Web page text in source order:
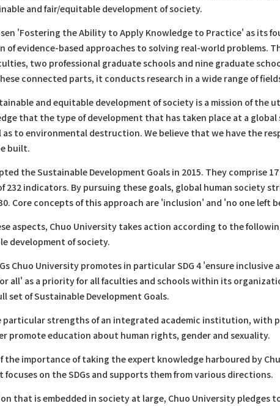
and fair/equitable development of society.
'Fostering the Ability to Apply Knowledge to Practice' as its
of evidence-based approaches to solving real-world problems.
two professional graduate schools and nine graduate
connected parts, it conducts research in a wide range of
and equitable development of society is a mission of the
that the type of development that has taken place at a
as to environmental destruction. We believe that we have the
built.
the Sustainable Development Goals in 2015. They comprise
232 indicators. By pursuing these goals, global human society
Core concepts of this approach are 'inclusion' and 'no one left
aspects, Chuo University takes action according to the
development of society.
Chuo University promotes in particular SDG 4 'ensure
all' as a priority for all faculties and schools within its
set of Sustainable Development Goals.
particular strengths of an integrated academic institution, with
promote education about human rights, gender and sexuality.
the importance of taking the expert knowledge harboured by
on the SDGs and supports them from various directions.
that is embedded in society at large, Chuo University